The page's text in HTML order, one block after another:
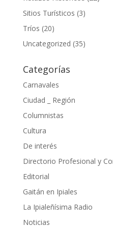
Sitios Turísticos (3)
Tríos (20)
Uncategorized (35)
Categorías
Carnavales
Ciudad _ Región
Columnistas
Cultura
De interés
Directorio Profesional y
Editorial
Gaitán en Ipiales
La Ipialeñísima Radio
Noticias